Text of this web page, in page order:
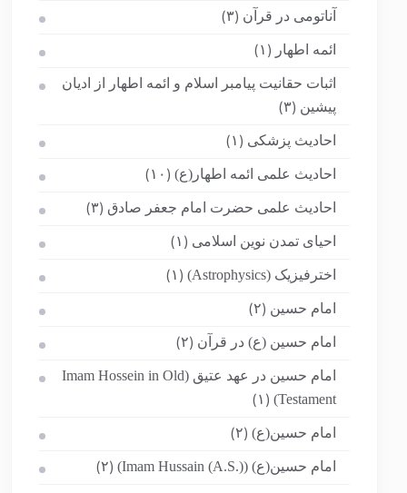
آناتومی در قرآن (۳)
ائمه اطهار (۱)
اثبات حقانیت پیامبر اسلام و ائمه اطهار از ادیان
پیشین (۳)
احادیث پزشکی (۱)
احادیث علمی ائمه اطهار(ع) (۱۰)
احادیث علمی حضرت امام جعفر صادق (۳)
احیای تمدن نوین اسلامی (۱)
اخترفیزیک (Astrophysics) (۱)
امام حسین (۲)
امام حسین (ع) در قرآن (۲)
امام حسین در عهد عتیق (Imam Hossein in Old
Testament)
(۱)
امام حسین(ع) (۲)
امام حسین(ع) (Imam Hussain (A.S.)) (۲)